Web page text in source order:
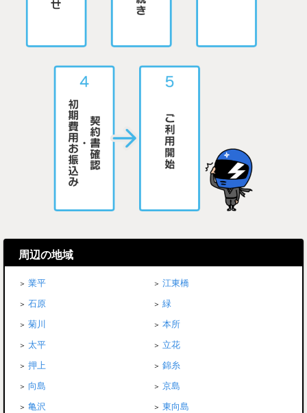
周辺の地域
業平
江東橋
石原
緑
菊川
本所
太平
立花
押上
錦糸
向島
京島
亀沢
東向島